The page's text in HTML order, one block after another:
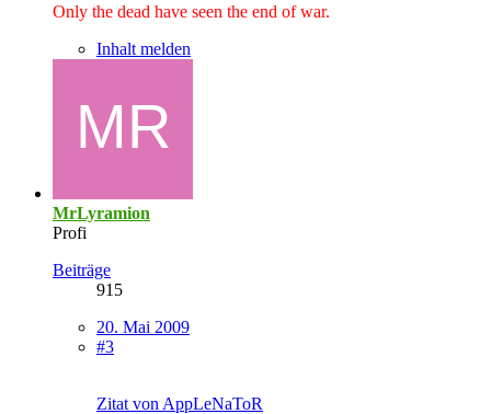
Only the dead have seen the end of war.
Inhalt melden
MrLyramion
Profi
Beiträge
915
20. Mai 2009
#3
Zitat von AppLeNaToR